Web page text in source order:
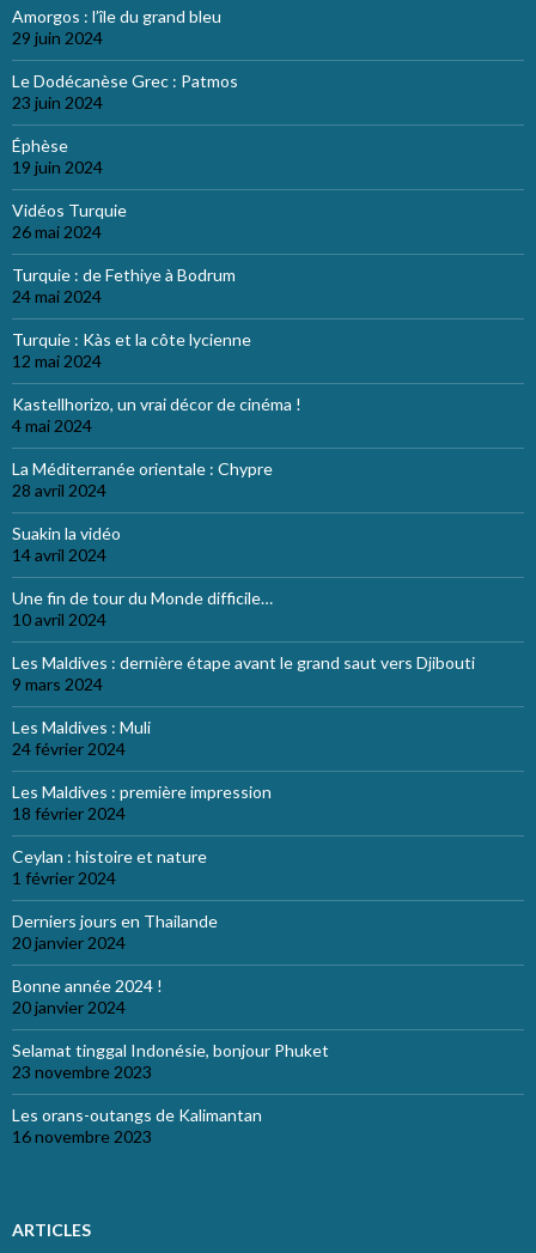
Amorgos : l’île du grand bleu
29 juin 2024
Le Dodécanèse Grec : Patmos
23 juin 2024
Éphèse
19 juin 2024
Vidéos Turquie
26 mai 2024
Turquie : de Fethiye à Bodrum
24 mai 2024
Turquie : Kàs et la côte lycienne
12 mai 2024
Kastellhorizo, un vrai décor de cinéma !
4 mai 2024
La Méditerranée orientale : Chypre
28 avril 2024
Suakin la vidéo
14 avril 2024
Une fin de tour du Monde difficile…
10 avril 2024
Les Maldives : dernière étape avant le grand saut vers Djibouti
9 mars 2024
Les Maldives : Muli
24 février 2024
Les Maldives : première impression
18 février 2024
Ceylan : histoire et nature
1 février 2024
Derniers jours en Thailande
20 janvier 2024
Bonne année 2024 !
20 janvier 2024
Selamat tinggal Indonésie, bonjour Phuket
23 novembre 2023
Les orans-outangs de Kalimantan
16 novembre 2023
ARTICLES